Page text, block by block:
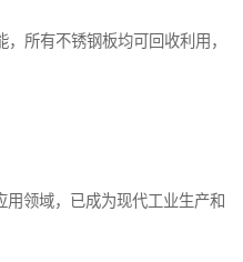
所有不锈钢板均可回收利用，
领域，已成为现代工业生产和